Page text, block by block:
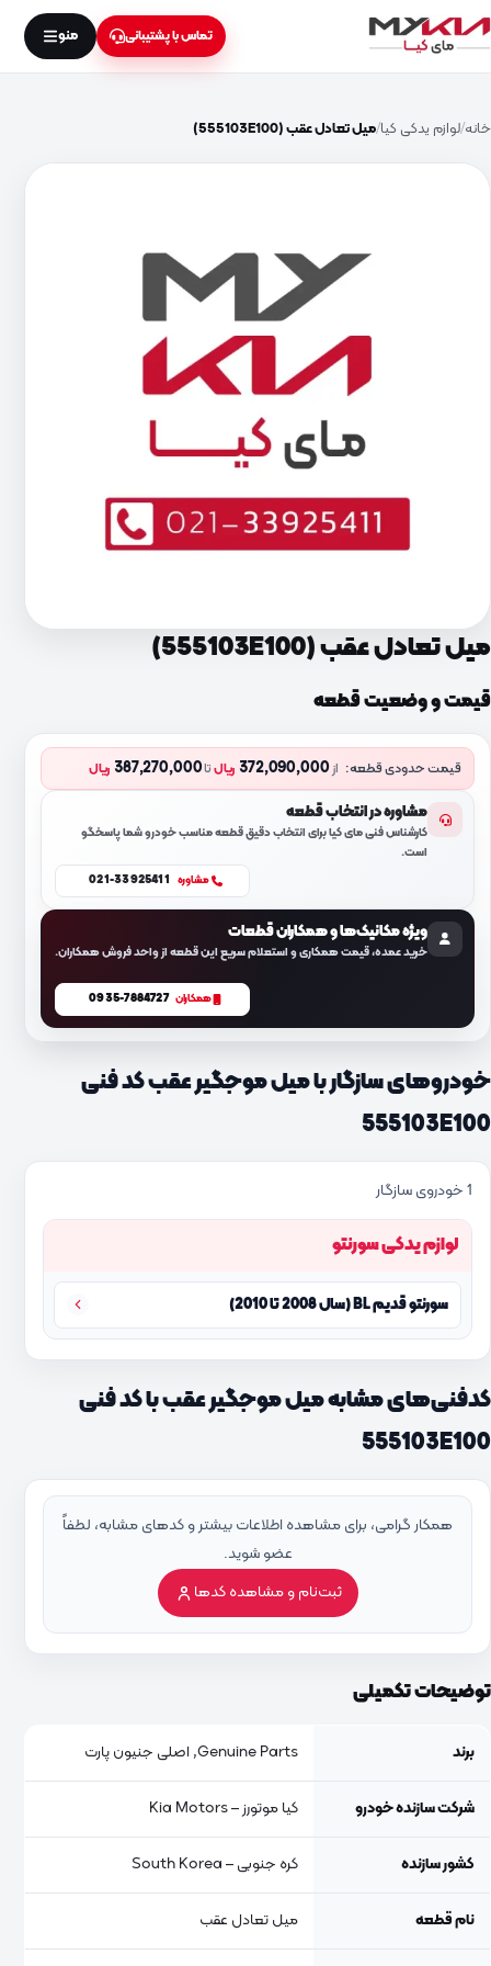
تماس با پشتیبانی منو
خانه لوازم یدکی کیا میل تعادل عقب (555103E100)
میل تعادل عقب (555103E100)
قیمت و وضعیت قطعه
قیمت حدودی قطعه: از372,090,000 ریالتا387,270,000 ریال
مشاوره در انتخاب قطعه
کارشناس فنی مای کیا برای انتخاب دقیق قطعه مناسب خودرو شما پاسخگو
است.
مشاوره 021-33925411
ویژه مکانیک‌ها و همکاران قطعات
خرید عمده، قیمت همکاری و استعلام سریع این قطعه از واحد فروش همکاران.
همکاران 0935-7884727
خودروهای سازگار با میل موجگیر عقب کد فنی
555103E100
1 خودروی سازگار
لوازم یدکی سورنتو
سورنتو قدیم BL (سال 2008 تا 2010)
کدفنی‌های مشابه میل موجگیر عقب با کد فنی
555103E100
همکار گرامی، برای مشاهده اطلاعات بیشتر و کدهای مشابه، لطفاً
عضو شوید.
ثبت‌نام و مشاهده کدها
توضیحات تکمیلی
برند Genuine Parts, اصلی جنیون پارت
شرکت سازنده خودرو کیا موتورز – Kia Motors
کشور سازنده کره جنوبی – South Korea
نام قطعه میل تعادل عقب